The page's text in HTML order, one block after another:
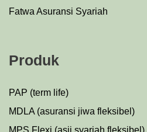
Fatwa Asuransi Syariah
Produk
PAP (term life)
MDLA (asuransi jiwa fleksibel)
MPS Flexi (asji syariah fleksibel)